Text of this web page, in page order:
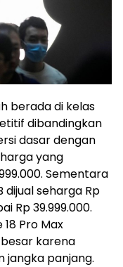
berada di kelas
dibandingkan
dasar dengan
yang
Sementara
dijual seharga Rp
Rp 39.999.000.
Pro Max
karena
jangka panjang.